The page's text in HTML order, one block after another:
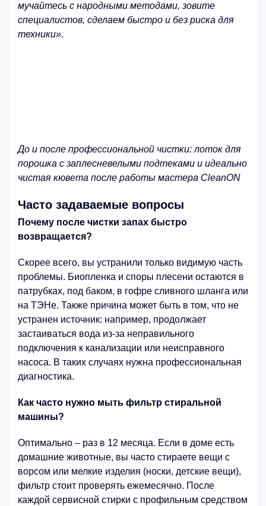
мучайтесь с народными методами, зовите
специалистов, сделаем быстро и без риска для
техники».
До и после профессиональной чистки: лоток для
порошка с заплесневелыми подтеками и идеально
чистая кювета после работы мастера CleanON
Часто задаваемые вопросы
Почему после чистки запах быстро
возвращается?
Скорее всего, вы устранили только видимую часть
проблемы. Биопленка и споры плесени остаются в
патрубках, под баком, в гофре сливного шланга или
на ТЭНе. Также причина может быть в том, что не
устранен источник: например, продолжает
застаиваться вода из-за неправильного
подключения к канализации или неисправного
насоса. В таких случаях нужна профессиональная
диагностика.
Как часто нужно мыть фильтр стиральной
машины?
Оптимально – раз в 12 месяца. Если в доме есть
домашние животные, вы часто стираете вещи с
ворсом или мелкие изделия (носки, детские вещи),
фильтр стоит проверять ежемесячно. После
каждой сервисной стирки с профильным средством